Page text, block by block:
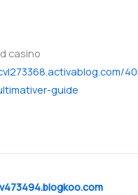
casino
guide